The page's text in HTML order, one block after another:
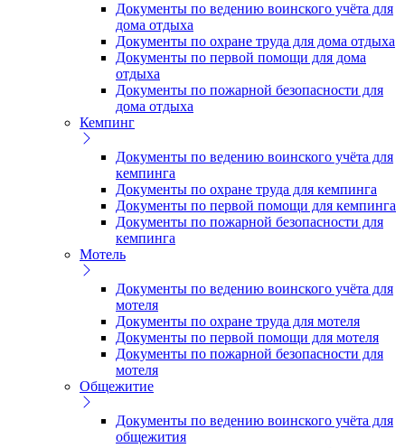
Документы по ведению воинского учёта для
дома отдыха
Документы по охране труда для дома отдыха
Документы по первой помощи для дома
отдыха
Документы по пожарной безопасности для
дома отдыха
Кемпинг
Документы по ведению воинского учёта для
кемпинга
Документы по охране труда для кемпинга
Документы по первой помощи для кемпинга
Документы по пожарной безопасности для
кемпинга
Мотель
Документы по ведению воинского учёта для
мотеля
Документы по охране труда для мотеля
Документы по первой помощи для мотеля
Документы по пожарной безопасности для
мотеля
Общежитие
Документы по ведению воинского учёта для
общежития